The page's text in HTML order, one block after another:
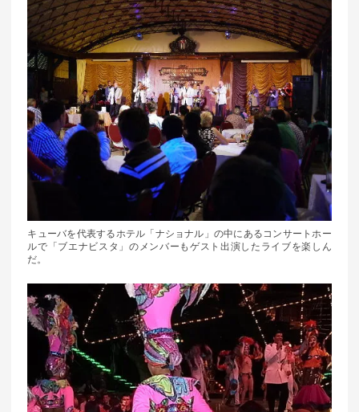
キューバを代表するホテル「ナショナル」の中にあるコンサートホー
ルで「ブエナビスタ」のメンバーもゲスト出演したライブを楽しん
だ。